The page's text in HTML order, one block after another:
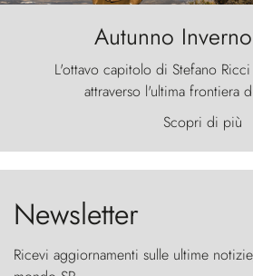
Autunno
L'ottavo capitolo di Stefano
attraverso l'ultima frontiera
primordiale, dove il vento
furia ancestrale e le Torres del
cielo come sentinelle
Scopri di più
Newsletter
Ricevi aggiornamenti sulle ultime